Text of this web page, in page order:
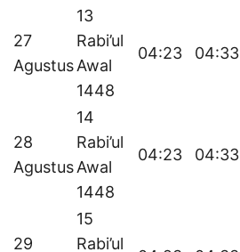
27
Agustus
13
Rabi’ul
Awal
1448
04:23 04:33
28
Agustus
14
Rabi’ul
Awal
1448
04:23 04:33
29
15
Rabi’ul